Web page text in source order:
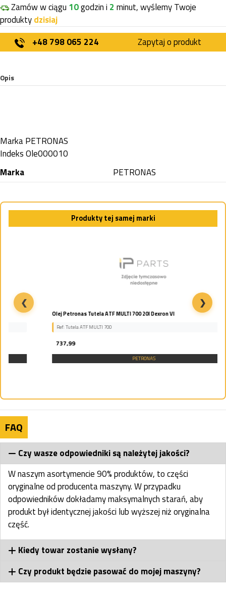
Zamów w ciągu 10godzin i 2 minut, wyślemy Twoje
produktydzisiaj
+48 798 065 224
Zapytaj o produkt
Opis
MarkaPETRONAS
IndeksOle000010
Marka
PETRONAS
Produkty tej samej marki
Olej Petronas Tutela ATF MULTI 700 20l Dexron VI
Ref: Tutela ATF MULTI 700
❮ ❯
FAQ
Czy wasze odpowiedniki są należytej jakości?
W naszym asortymencie 90% produktów, to części
oryginalne od producenta maszyny. W przypadku
odpowiedników dokładamy maksymalnych starań, aby
produkt był identycznej jakości lub wyższej niż oryginalna
część.
Kiedy towar zostanie wysłany?
Czy produkt będzie pasować do mojej maszyny?